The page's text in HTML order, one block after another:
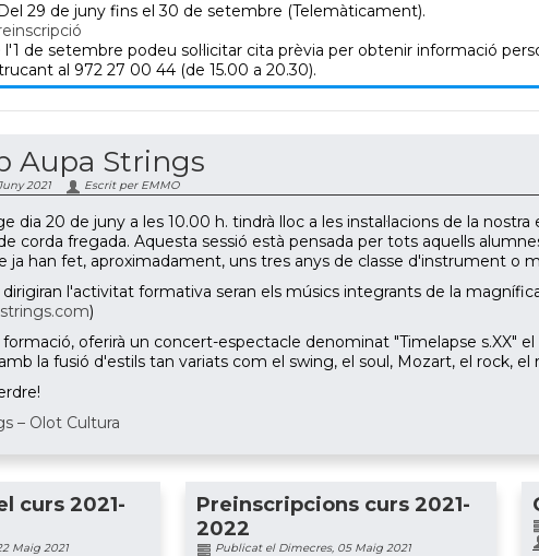
29 de juny fins el 30 de setembre (Telemàticament).
l'1 de setembre podeu sol·licitar cita prèvia per obtenir informació
al 972 27 00 44 (de 15.00 a 20.30).
Aupa Strings
2021 Escrit per EMMO
dia 20 de juny a les 10.00 h. tindrà lloc a les instal·lacions de la
corda fregada. Aquesta sessió està pensada per tots aquells
ja han fet, aproximadament, uns tres anys de classe d'instrument o
dirigiran l'activitat formativa seran els músics integrants de la
)
oferirà un concert-espectacle denominat "Timelapse s.XX"
la fusió d'estils tan variats com el swing, el soul, Mozart, el rock, el
– Olot Cultura
curs 2021-
Maig 2021
Preinscripcions curs 2021-
2022
Publicat el Dimecres, 05 Maig 2021